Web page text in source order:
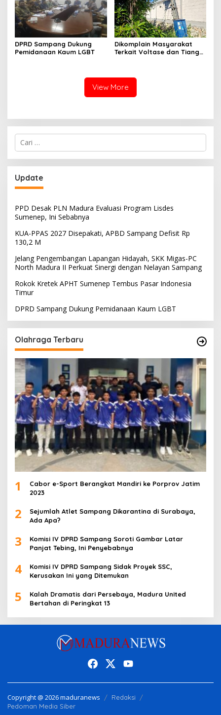
DPRD Sampang Dukung
Pemidanaan Kaum LGBT
Dikomplain Masyarakat
Terkait Voltase dan Tiang
View More
Cari
untuk:
Update
PPD Desak PLN Madura Evaluasi Program Lisdes
Sumenep, Ini Sebabnya
KUA-PPAS 2027 Disepakati, APBD Sampang Defisit Rp
130,2 M
Jelang Pengembangan Lapangan Hidayah, SKK Migas-PC
North Madura II Perkuat Sinergi dengan Nelayan Sampang
Rokok Kretek APHT Sumenep Tembus Pasar Indonesia
Timur
DPRD Sampang Dukung Pemidanaan Kaum LGBT
Olahraga Terbaru
1
Cabor e-Sport Berangkat Mandiri ke Porprov Jatim
2023
2
Sejumlah Atlet Sampang Dikarantina di Surabaya,
Ada Apa?
3
Komisi IV DPRD Sampang Soroti Gambar Latar
Panjat Tebing, Ini Penyebabnya
4
Komisi IV DPRD Sampang Sidak Proyek SSC,
Kerusakan Ini yang Ditemukan
5
Kalah Dramatis dari Persebaya, Madura United
Bertahan di Peringkat 13
Copyright @ 2026 maduranews
Redaksi
Pedoman Media Siber